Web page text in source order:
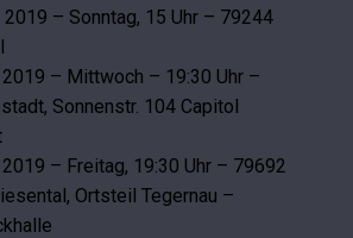
2019 – Sonntag, 15 Uhr – 79244
2019 – Mittwoch – 19:30 Uhr –
Sonnenstr. 104 Capitol
2019 – Freitag, 19:30 Uhr – 79692
Ortsteil Tegernau –